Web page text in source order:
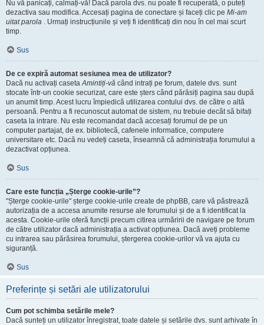
Nu vă panicați, calmați-vă! Dacă parola dvs. nu poate fi recuperată, o puteți
dezactiva sau modifica. Accesați pagina de conectare și faceți clic pe Mi-am
uitat parola . Urmați instrucțiunile și veți fi identificați din nou în cel mai scurt
timp.
Sus
De ce expiră automat sesiunea mea de utilizator?
Dacă nu activați casetaAmintiți-vă când intrați pe forum, datele dvs. sunt
stocate într-un cookie securizat, care este șters când părăsiți pagina sau după
un anumit timp. Acest lucru împiedică utilizarea contului dvs. de către o altă
persoană. Pentru a fi recunoscut automat de sistem, nu trebuie decât să bifați
caseta la intrare. Nu este recomandat dacă accesați forumul de pe un
computer partajat, de ex. bibliotecă, cafenele informatice, computere
universitare etc. Dacă nu vedeți caseta, înseamnă că administrația forumului a
dezactivat opțiunea.
Sus
Care este funcția „Șterge cookie-urile”?
"Șterge cookie-urile" șterge cookie-urile create de phpBB, care vă păstrează
autorizația de a accesa anumite resurse ale forumului și de a fi identificat la
acesta. Cookie-urile oferă funcții precum citirea urmăririi de navigare pe forum
de către utilizator dacă administrația a activat opțiunea. Dacă aveți probleme
cu intrarea sau părăsirea forumului, ștergerea cookie-urilor vă va ajuta cu
siguranță.
Sus
Preferințe și setări ale utilizatorului
Cum pot schimba setările mele?
Dacă sunteți un utilizator înregistrat, toate datele și setările dvs. sunt arhivate în